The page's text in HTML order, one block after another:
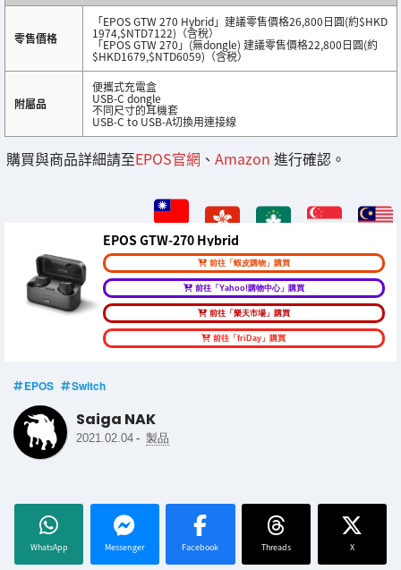
零售價格
「EPOS GTW 270 Hybrid」建議零售價格26,800日圓(約$HKD
1974,$NTD7122)（含稅）
「EPOS GTW 270」(無dongle) 建議零售價格22,800日圓(約
$HKD1679,$NTD6059)（含税）
附屬品
便攜式充電盒
USB-C dongle
不同尺寸的耳機套
USB-C to USB-A切換用連接線
購買與商品詳細請至EPOS官網 、 Amazon 進行確認。
EPOS GTW-270 Hybrid
前往「蝦皮購物」購買
前往「Yahoo!購物中心」購買
前往「樂天市場」購買
前往「friDay」購買
EPOS Switch
Saiga NAK
2021.02.04 - 製品
WhatsApp Messenger Facebook Threads X